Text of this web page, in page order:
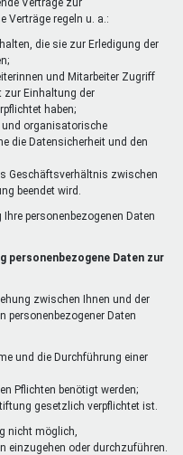
Verträge regeln u. a.:
die sie zur Erledigung der
und Mitarbeiter Zugriff
zur Einhaltung der
haben;
organisatorische
die Datensicherheit und den
Geschäftsverhältnis zwischen
beendet wird.
personenbezogenen Daten
personenbezogene Daten zur
zwischen Ihnen und der
personenbezogener Daten
und die Durchführung einer
Pflichten benötigt werden;
gesetzlich verpflichtet ist.
nicht möglich,
einzugehen oder durchzuführen.